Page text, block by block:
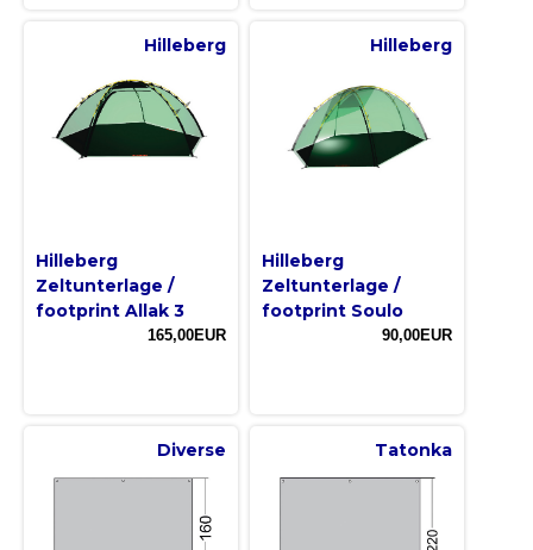
Hilleberg
Hilleberg
Zeltunterlage /
footprint Allak 3
165,00EUR
Hilleberg
Hilleberg
Zeltunterlage /
footprint Soulo
90,00EUR
Diverse Tatonka